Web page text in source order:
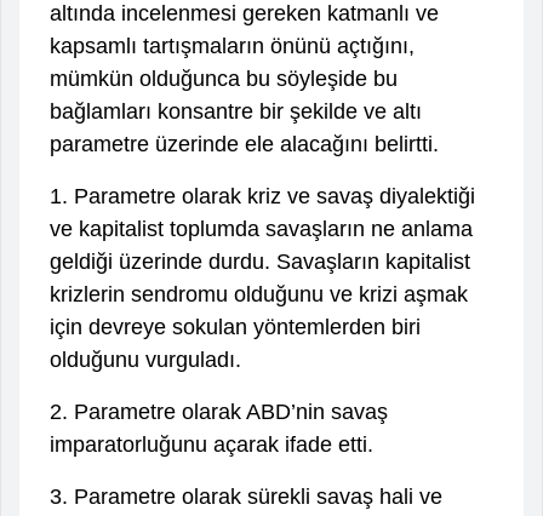
altında incelenmesi gereken katmanlı ve
kapsamlı tartışmaların önünü açtığını,
mümkün olduğunca bu söyleşide bu
bağlamları konsantre bir şekilde ve altı
parametre üzerinde ele alacağını belirtti.
1. Parametre olarak kriz ve savaş diyalektiği
ve kapitalist toplumda savaşların ne anlama
geldiği üzerinde durdu. Savaşların kapitalist
krizlerin sendromu olduğunu ve krizi aşmak
için devreye sokulan yöntemlerden biri
olduğunu vurguladı.
2. Parametre olarak ABD’nin savaş
imparatorluğunu açarak ifade etti.
3. Parametre olarak sürekli savaş hali ve